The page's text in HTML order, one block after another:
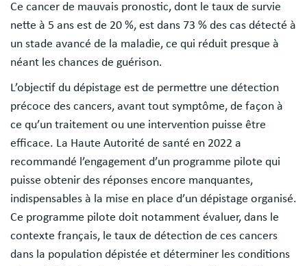
Ce cancer de mauvais pronostic, dont le taux de survie
nette à 5 ans est de 20 %, est dans 73 % des cas détecté à
un stade avancé de la maladie, ce qui réduit presque à
néant les chances de guérison.
L’objectif du dépistage est de permettre une détection
précoce des cancers, avant tout symptôme, de façon à
ce qu’un traitement ou une intervention puisse être
efficace. La Haute Autorité de santé en 2022 a
recommandé l’engagement d’un programme pilote qui
puisse obtenir des réponses encore manquantes,
indispensables à la mise en place d’un dépistage organisé.
Ce programme pilote doit notamment évaluer, dans le
contexte français, le taux de détection de ces cancers
dans la population dépistée et déterminer les conditions